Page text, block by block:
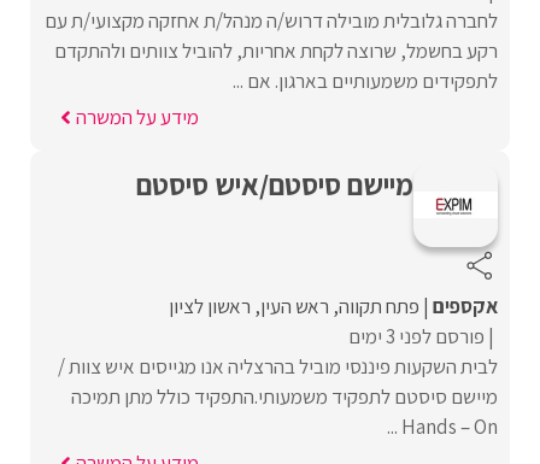
לחברה גלובלית מובילה דרוש/ה מנהל/ת אחזקה מקצועי/ת עם
רקע בחשמל, שרוצה לקחת אחריות, להוביל צוותים ולהתקדם
לתפקידים משמעותיים בארגון. אם ...
מידע על המשרה
מיישם סיסטם/איש סיסטם
אקספים פתח תקווה ראש העין ראשון לציון
פורסם לפני 3 ימים
לבית השקעות פיננסי מוביל בהרצליה אנו מגייסים איש צוות /
מיישם סיסטם לתפקיד משמעותי.התפקיד כולל מתן תמיכה
Hands – On ...